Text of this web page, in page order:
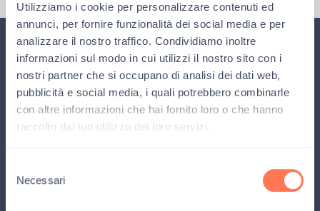
Utilizziamo i cookie per personalizzare contenuti ed
annunci, per fornire funzionalità dei social media e per
analizzare il nostro traffico. Condividiamo inoltre
informazioni sul modo in cui utilizzi il nostro sito con i
nostri partner che si occupano di analisi dei dati web,
pubblicità e social media, i quali potrebbero combinarle
con altre informazioni che hai fornito loro o che hanno
raccolto dal tuo utilizzo dei loro servizi.
delNecessari
Iscriviti alla newsletter
Rimani aggiornato su tutte lenovità, iprogetti,
le attivitàe lestoriedi Gli amici di Luca, e ricevi
il magazinedella fondazione.